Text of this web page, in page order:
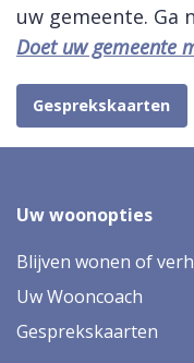
uw gemeente. Ga
Doet uw gemeente
Gesprekskaarten
Uw woonopties
Blijven wonen of
Uw Wooncoach
Gesprekskaarten